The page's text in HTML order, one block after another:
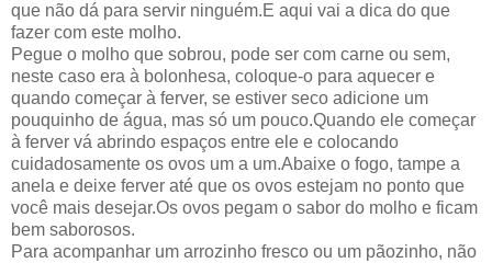
que não dá para servir ninguém.E aqui vai a dica do que
fazer com este molho.
Pegue o molho que sobrou, pode ser com carne ou sem,
neste caso era à bolonhesa, coloque-o para aquecer e
quando começar à ferver, se estiver seco adicione um
pouquinho de água, mas só um pouco.Quando ele começar
à ferver vá abrindo espaços entre ele e colocando
cuidadosamente os ovos um a um.Abaixe o fogo, tampe a
anela e deixe ferver até que os ovos estejam no ponto que
você mais desejar.Os ovos pegam o sabor do molho e ficam
bem saborosos.
Para acompanhar um arrozinho fresco ou um pãozinho, não